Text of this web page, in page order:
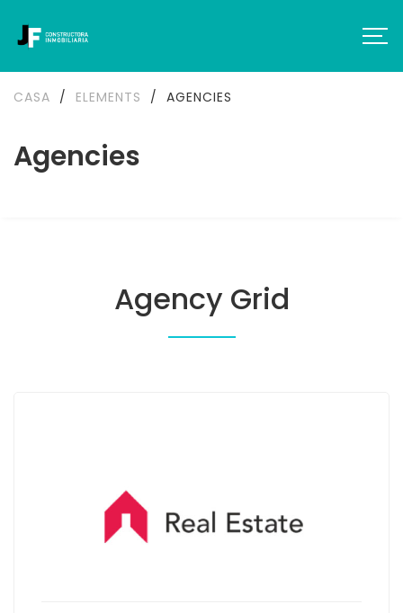
Agencies
CASA / ELEMENTS / AGENCIES
Agency Grid